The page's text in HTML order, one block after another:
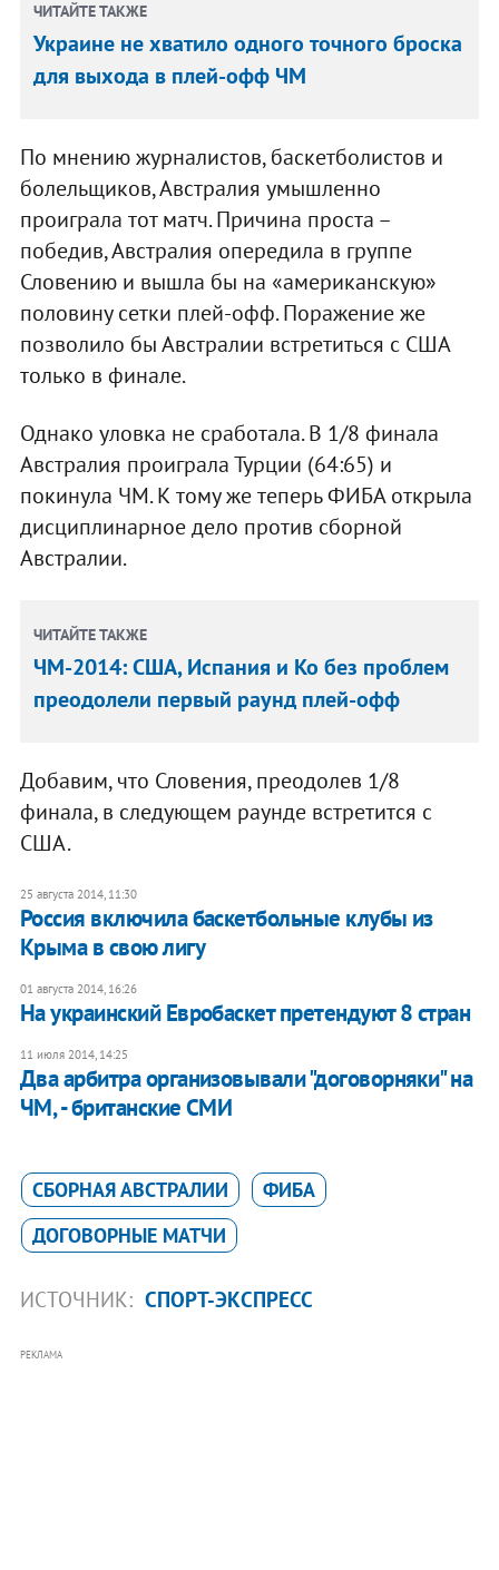
ЧИТАЙТЕ ТАКЖЕ
Украине не хватило одного точного броска
для выхода в плей-офф ЧМ
По мнению журналистов, баскетболистов и
болельщиков, Австралия умышленно
проиграла тот матч. Причина проста –
победив, Австралия опередила в группе
Словению и вышла бы на «американскую»
половину сетки плей-офф. Поражение же
позволило бы Австралии встретиться с США
только в финале.
Однако уловка не сработала. В 1/8 финала
Австралия проиграла Турции (64:65) и
покинула ЧМ. К тому же теперь ФИБА открыла
дисциплинарное дело против сборной
Австралии.
ЧИТАЙТЕ ТАКЖЕ
ЧМ-2014: США, Испания и Ко без проблем
преодолели первый раунд плей-офф
Добавим, что Словения, преодолев 1/8
финала, в следующем раунде встретится с
США.
25 августа 2014, 11:30
Россия включила баскетбольные клубы из
Крыма в свою лигу
01 августа 2014, 16:26
На украинский Евробаскет претендуют 8 стран
11 июля 2014, 14:25
Два арбитра организовывали "договорняки" на
ЧМ, - британские СМИ
СБОРНАЯ АВСТРАЛИИ
ФИБА
ДОГОВОРНЫЕ МАТЧИ
ИСТОЧНИК: СПОРТ-ЭКСПРЕСС
РЕКЛАМА